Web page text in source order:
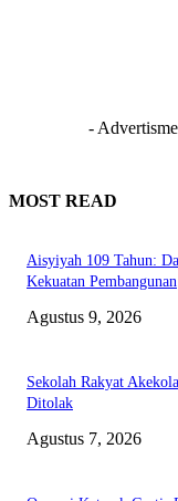
-
MOST READ
Aisyiyah 109 Tahun:
Kekuatan Pembangunan
Agustus 9, 2026
Sekolah Rakyat
Ditolak
Agustus 7, 2026